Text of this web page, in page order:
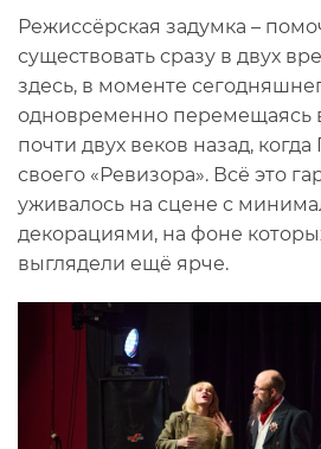
Режиссёрская задумка –
существовать сразу в двух
здесь, в моменте
одновременно перемещаясь
почти двух веков назад, когда
своего «Ревизора». Всё это
уживалось на сцене с
декорациями, на фоне
выглядели ещё ярче.